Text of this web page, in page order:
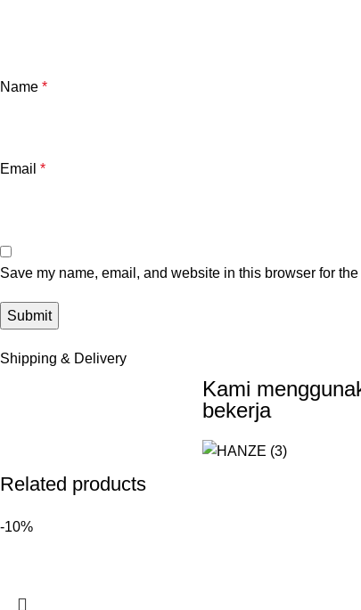
Name *
Email *
Save my name, email, and website in this browser for
Shipping & Delivery
Kami
bekerja
Related products
-10%